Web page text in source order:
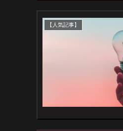
【人気記事】